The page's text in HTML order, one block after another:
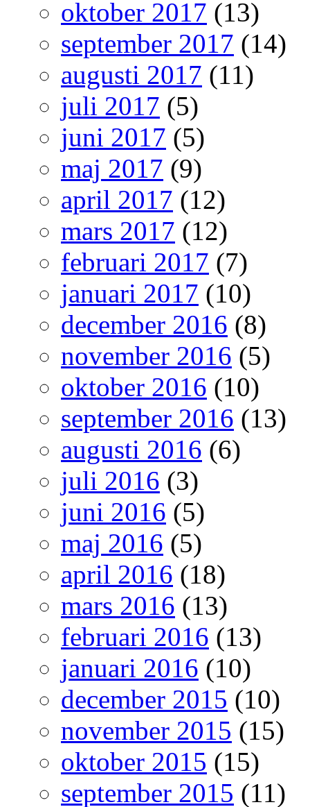
oktober 2017 (13)
september 2017 (14)
augusti 2017 (11)
juli 2017 (5)
juni 2017 (5)
maj 2017 (9)
april 2017 (12)
mars 2017 (12)
februari 2017 (7)
januari 2017 (10)
december 2016 (8)
november 2016 (5)
oktober 2016 (10)
september 2016 (13)
augusti 2016 (6)
juli 2016 (3)
juni 2016 (5)
maj 2016 (5)
april 2016 (18)
mars 2016 (13)
februari 2016 (13)
januari 2016 (10)
december 2015 (10)
november 2015 (15)
oktober 2015 (15)
september 2015 (11)